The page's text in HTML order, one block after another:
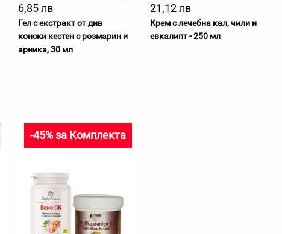
6,85 лв
Гел с екстракт от див
конски кестен с розмарин и
арника, 30 мл
21,12 лв
Крем с лечебна кал, чили и
евкалипт - 250 мл
-45% за Комплекта